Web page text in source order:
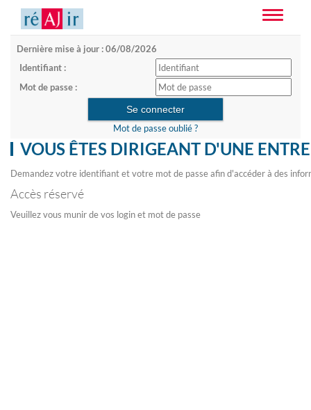
Toggle
Dernière mise à jour : 06/08/2026
Identifiant :
Mot de passe :
Mot de passe oublié ?
VOUS ÊTES DIRIGEANT D'UNE
Demandez votre identifiant et votre mot de passe afin d'accéder à des
Accès réservé
Veuillez vous munir de vos login et mot de passe